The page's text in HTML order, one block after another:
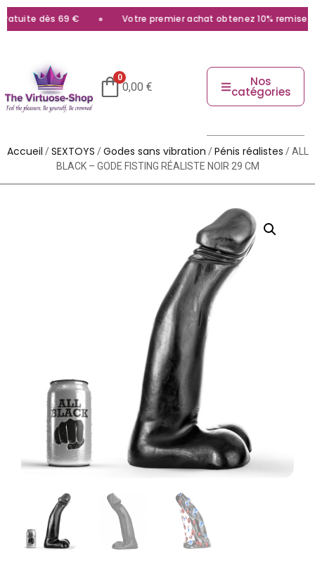
dès 69 € Votre premier achat obtenez 10% remise
0
0,00 € Nos
catégories
Accueil /SEXTOYS /Godes sans vibration /Pénis réalistes / ALL
BLACK – GODE FISTING RÉALISTE NOIR 29 CM